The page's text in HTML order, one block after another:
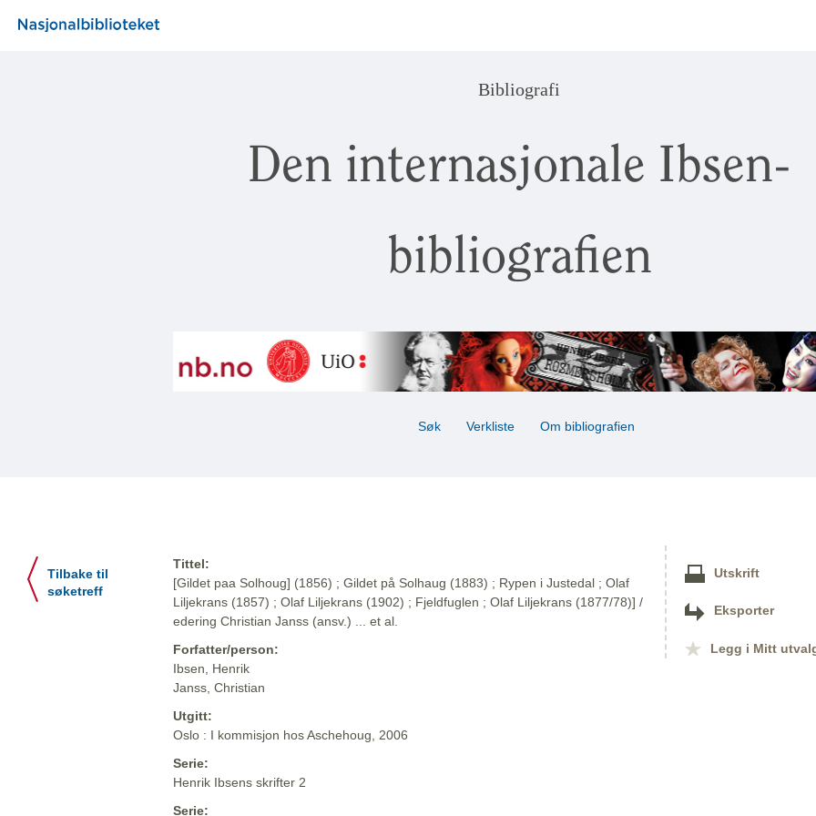
Bibliografi
Den internasjonale Ibsen-
bibliografien
Søk Verkliste Om bibliografien
Tilbake til
søketreff
Tittel:
[Gildet paa Solhoug] (1856) ; Gildet på Solhaug (1883) ; Rypen i Justedal ; Olaf
Liljekrans (1857) ; Olaf Liljekrans (1902) ; Fjeldfuglen ; Olaf Liljekrans (1877/78)] /
edering Christian Janss (ansv.) ... et al.
Forfatter/person:
Ibsen, Henrik
Janss, Christian
Utgitt:
Oslo : I kommisjon hos Aschehoug, 2006
Serie:
Henrik Ibsens skrifter 2
Serie:
Utskrift
Eksporter
Legg i Mitt